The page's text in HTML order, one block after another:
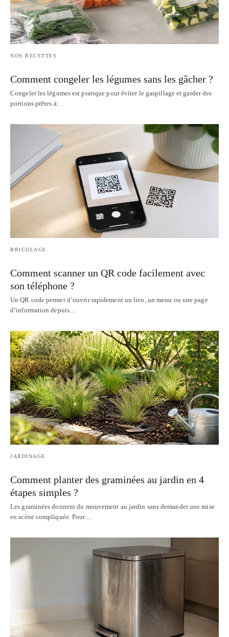
NOS RECETTES
Comment congeler les légumes sans les gâcher ?
Congeler les légumes est pratique pour éviter le gaspillage et garder des
portions prêtes à…
BRICOLAGE
Comment scanner un QR code facilement avec
son téléphone ?
Un QR code permet d’ouvrir rapidement un lien, un menu ou une page
d’information depuis…
JARDINAGE
Comment planter des graminées au jardin en 4
étapes simples ?
Les graminées donnent du mouvement au jardin sans demander une mise
en scène compliquée. Pour…